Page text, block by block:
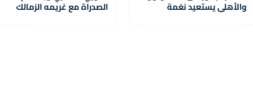
والأهلي يستعيد نغمة
الانتصارات
الصدراة مع غريمه الزمالك